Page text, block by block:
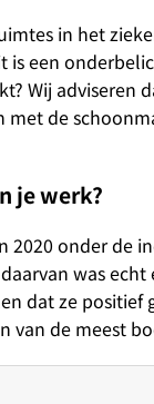
in het
een
Wij
de
je werk?
onder de
was
dat ze
van de meest